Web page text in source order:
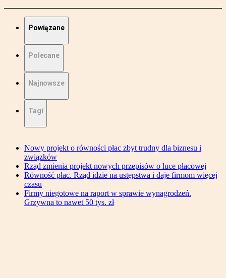
Powiązane
Polecane
Najnowsze
Tagi
Nowy projekt o równości płac zbyt trudny dla biznesu i
związków
Rząd zmienia projekt nowych przepisów o luce płacowej
Równość płac. Rząd idzie na ustępstwa i daje firmom więcej
czasu
Firmy niegotowe na raport w sprawie wynagrodzeń.
Grzywna to nawet 50 tys. zł